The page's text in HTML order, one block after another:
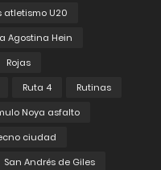
atletismo U20
Agostina Hein
Rojas
Ruta 4
Rutinas
Noya asfalto
ciudad
San Andrés de Giles